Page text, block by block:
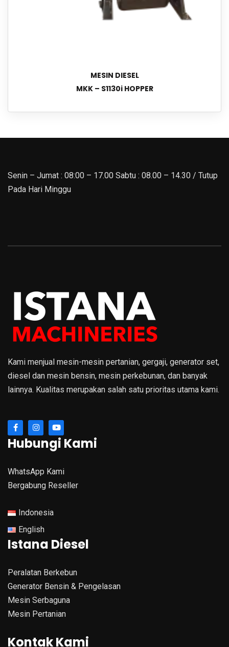
MESIN DIESEL
MKK – S1130i HOPPER
Senin – Jumat : 08:00 – 17.00 Sabtu : 08.00 – 14.30 / Tutup
Pada Hari Minggu
Kami menjual mesin-mesin pertanian, gergaji, generator set,
diesel dan mesin bensin, mesin perkebunan, dan banyak
lainnya. Kualitas merupakan salah satu prioritas utama kami.
Hubungi Kami
WhatsApp Kami
Bergabung Reseller
Indonesia
English
Istana Diesel
Peralatan Berkebun
Generator Bensin & Pengelasan
Mesin Serbaguna
Mesin Pertanian
Kontak Kami